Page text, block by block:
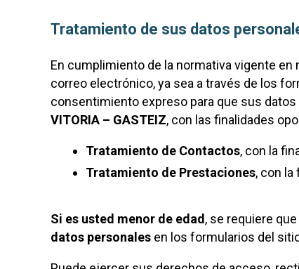
Tratamiento de sus datos
En cumplimiento de la normativa vigente
correo electrónico, ya sea a través de los
consentimiento expreso para que sus
VITORIA – GASTEIZ, con las finalidades
Tratamiento de Contactos, con la
Tratamiento de Prestaciones, con
Si es usted menor de edad , se requiere
datos personales en los formularios del